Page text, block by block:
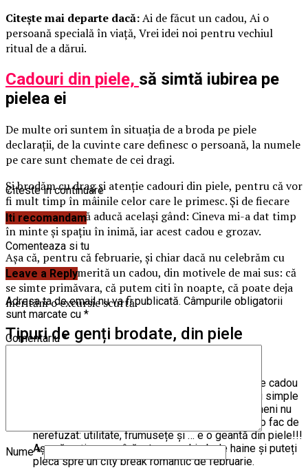
Citește mai departe dacă:Ai de făcut un cadou, Ai o
persoană specială în viață, Vrei idei noi pentru vechiul
ritual de a dărui.
Cadouri din piele, să simtă iubirea pe
pielea ei
De multe ori suntem în situația de a broda pe piele
declarații, de la cuvinte care definesc o persoană, la numele
pe care sunt chemate de cei dragi.
Și brodăm cu drag și atenție cadouri din piele, pentru că vor
fi mult timp în mâinile celor care le primesc. Și de fiecare
dată, ne dorim să aducă același gând: Cineva mi-a dat timp
în minte și spațiu în inimă, iar acest cadou e grozav.
Așa că, pentru că februarie, și chiar dacă nu celebrăm cu
mare fast, tot merită un cadou, din motivele de mai sus: că
se simte primăvara, că putem citi în noapte, că poate deja
merităm o excursie scurtă.
Tipuri de genți brodate, din piele
– Deși atât de rar făcute cadou
de bărbați femeilor, gențile sunt printre cele mai simple
elemente de dăruit. Cadouri din piele la care nimeni nu
ar spune nu, pentru că au acel trio de calități ce o fac de
nerefuzat: utilitate, frumusețe și … e o geantă din piele!!!
Așa că poți arunca înăuntru un schimb de haine și puteți
pleca spre un city break romantic de februarie.
Citeste in continuare
Iti recomandam
Comenteaza si tu
Leave a Reply
Adresa ta de email nu va fi publicată. Câmpurile obligatorii
sunt marcate cu *
Comentariu*
Nume*